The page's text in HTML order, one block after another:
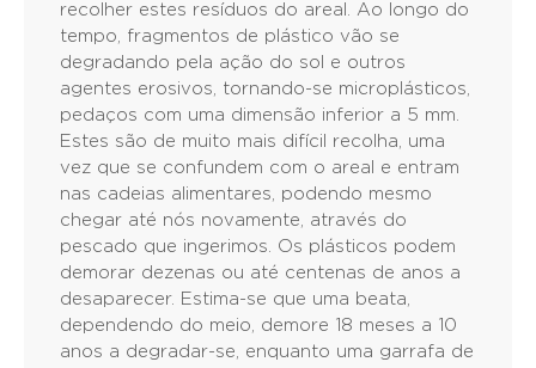
recolher estes resíduos do areal. Ao longo do
tempo, fragmentos de plástico vão se
degradando pela ação do sol e outros
agentes erosivos, tornando-se microplásticos,
pedaços com uma dimensão inferior a 5 mm.
Estes são de muito mais difícil recolha, uma
vez que se confundem com o areal e entram
nas cadeias alimentares, podendo mesmo
chegar até nós novamente, através do
pescado que ingerimos. Os plásticos podem
demorar dezenas ou até centenas de anos a
desaparecer. Estima-se que uma beata,
dependendo do meio, demore 18 meses a 10
anos a degradar-se, enquanto uma garrafa de